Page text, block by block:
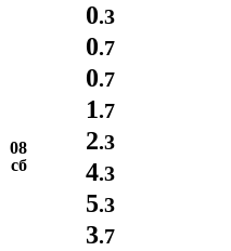
0.3
08
сб
0.7
0.7
1.7
2.3
4.3
5.3
3.7